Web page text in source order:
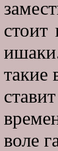
стоит
такие
воле